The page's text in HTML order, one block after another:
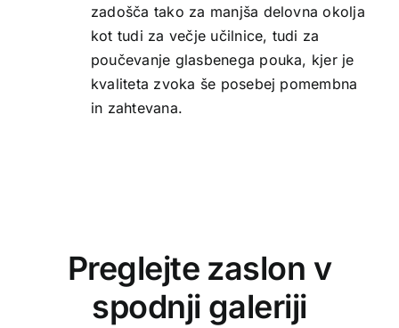
zadošča tako za manjša delovna okolja
kot tudi za večje učilnice, tudi za
poučevanje glasbenega pouka, kjer je
kvaliteta zvoka še posebej pomembna
in zahtevana.
Preglejte zaslon v
spodnji galeriji